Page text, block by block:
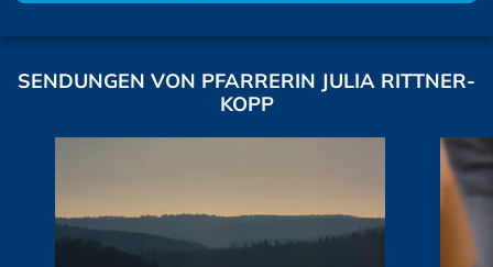
SENDUNGEN VON PFARRERIN JULIA RITTNER-
KOPP